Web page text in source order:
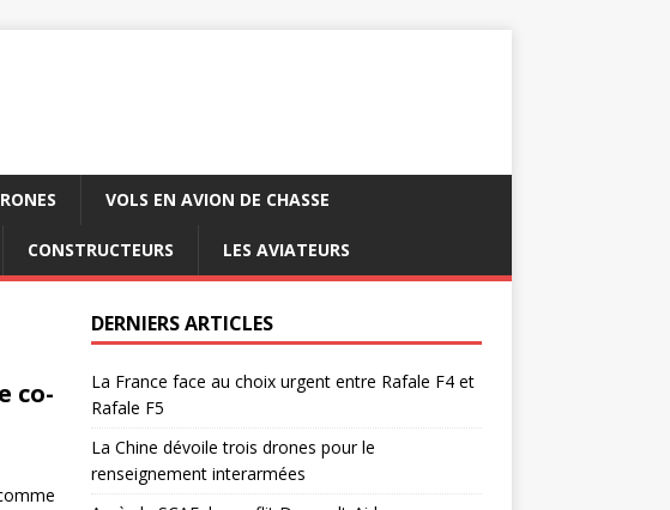
VOLS EN AVION DE CHASSE
CONSTRUCTEURS LES AVIATEURS
co-
DERNIERS ARTICLES
La France face au choix urgent entre Rafale F4 et
Rafale F5
La Chine dévoile trois drones pour le
renseignement interarmées